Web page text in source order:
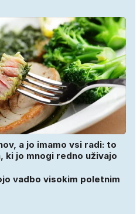
a jo imamo vsi radi: to
ki jo mnogi redno uživajo
vadbo visokim poletnim